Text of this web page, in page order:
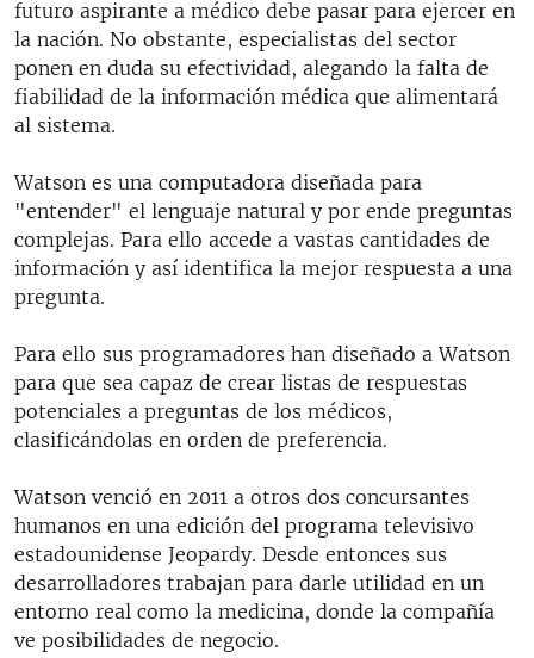
futuro aspirante a médico debe pasar para ejercer en
la nación. No obstante, especialistas del sector
ponen en duda su efectividad, alegando la falta de
fiabilidad de la información médica que alimentará
al sistema.
Watson es una computadora diseñada para
"entender" el lenguaje natural y por ende preguntas
complejas. Para ello accede a vastas cantidades de
información y así identifica la mejor respuesta a una
pregunta.
Para ello sus programadores han diseñado a Watson
para que sea capaz de crear listas de respuestas
potenciales a preguntas de los médicos,
clasificándolas en orden de preferencia.
Watson venció en 2011 a otros dos concursantes
humanos en una edición del programa televisivo
estadounidense Jeopardy. Desde entonces sus
desarrolladores trabajan para darle utilidad en un
entorno real como la medicina, donde la compañía
ve posibilidades de negocio.